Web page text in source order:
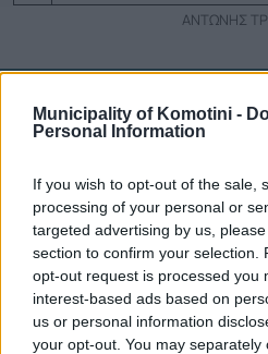
Municipality of Komotini -
Personal Information
If you wish to opt-out of the sale,
processing of your personal or
targeted advertising by us,
section to confirm your selection.
opt-out request is processed you
interest-based ads based on
us or personal information
your opt-out. You may
ΑΝΤΩΝΗΣ
Τηλεφωνικό Κέντρο
FAX Δήμου
Γραφείο Δημάρχου
Κ.Ε.Π.
Κ.Α.Π.Η.
Νοσοκομείο
Αστυνομικό Τμήμα